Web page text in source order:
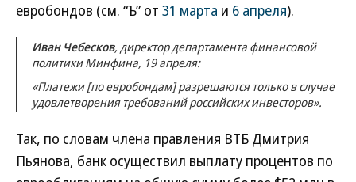
евробондов (см. “Ъ” от 31 марта и 6 апреля).
Иван Чебесков, директор департамента финансовой
политики Минфина, 19 апреля:
«Платежи [по евробондам] разрешаются только в случае
удовлетворения требований российских инвесторов».
Так, по словам члена правления ВТБ Дмитрия
Пьянова, банк осуществил выплату процентов по